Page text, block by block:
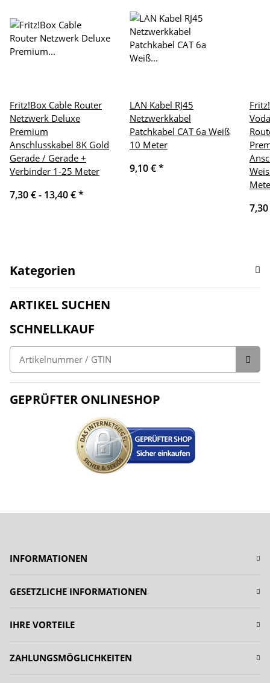
Fritz!Box Cable Router
Netzwerk Deluxe
Premium
Anschlusskabel 8K Gold
Gerade / Gerade +
Verbinder 1-25 Meter
7,30 € - 13,40 €*
LAN Kabel RJ45
Netzwerkkabel
Patchkabel CAT 6a Weiß
10 Meter
9,10 €*
Kategorien
ARTIKEL SUCHEN
SCHNELLKAUF
GEPRÜFTER ONLINESHOP
INFORMATIONEN
GESETZLICHE INFORMATIONEN
IHRE VORTEILE
ZAHLUNGSMÖGLICHKEITEN